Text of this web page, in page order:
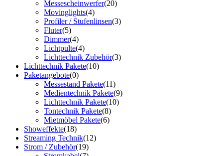
Messescheinwerfer(20)
Movinglights(4)
Profiler / Stufenlinsen(3)
Fluter(5)
Dimmer(4)
Lichtpulte(4)
Lichttechnik Zubehör(3)
Lichttechnik Pakete(10)
Paketangebote(0)
Messestand Pakete(11)
Medientechnik Pakete(9)
Lichttechnik Pakete(10)
Tontechnik Pakete(8)
Mietmöbel Pakete(6)
Showeffekte(18)
Streaming Technik(12)
Strom / Zubehör(19)